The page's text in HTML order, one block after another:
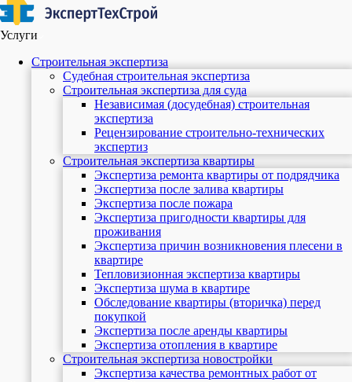
Услуги
Строительная экспертиза
Судебная строительная экспертиза
Строительная экспертиза для суда
Независимая (досудебная) строительная
экспертиза
Рецензирование строительно-технических
экспертиз
Строительная экспертиза квартиры
Экспертиза ремонта квартиры от подрядчика
Экспертиза после залива квартиры
Экспертиза после пожара
Экспертиза пригодности квартиры для
проживания
Экспертиза причин возникновения плесени в
квартире
Тепловизионная экспертиза квартиры
Экспертиза шума в квартире
Обследование квартиры (вторичка) перед
покупкой
Экспертиза после аренды квартиры
Экспертиза отопления в квартире
Строительная экспертиза новостройки
Экспертиза качества ремонтных работ от